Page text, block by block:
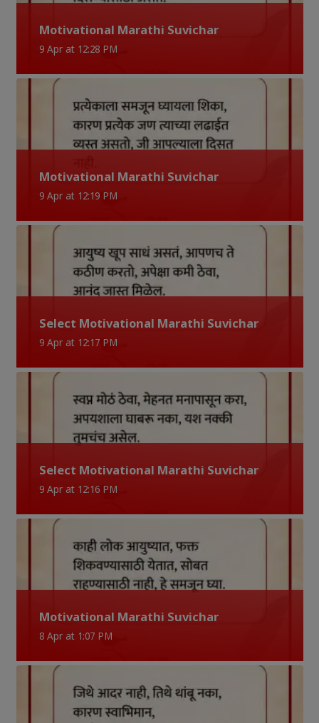
Motivational Marathi Suvichar
9 Apr at 12:28 PM
Motivational Marathi Suvichar
9 Apr at 12:19 PM
Select Motivational Marathi Suvichar
9 Apr at 12:17 PM
Select Motivational Marathi Suvichar
9 Apr at 12:16 PM
Motivational Marathi Suvichar
8 Apr at 1:07 PM